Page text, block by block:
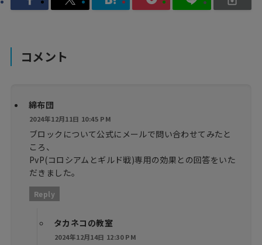
コメント
綿布団
2024年12月11日 10:45 PM
ブロックについて公式にメールで問い合わせてみたと
ころ、
PvP(コロシアムとギルド戦)専用の効果との回答をいた
だきました。
Reply
タカネコの教室
2024年12月14日 12:30 PM